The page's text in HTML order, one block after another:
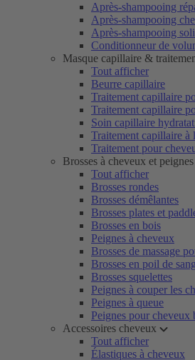
Après-shampooing
Après-shampooing
Après-shampooing
Conditionneur de
Masque capillaire &
Tout afficher
Beurre capillaire
Traitement capillaire
Traitement capillaire
Soin capillaire
Traitement capillaire à
Traitement pour
Brosses à cheveux et peignes
Tout afficher
Brosses rondes
Brosses démêlantes
Brosses plates et
Brosses en bois
Peignes à cheveux
Brosses de massage
Brosses en poil de
Brosses squelettes
Peignes à couper les
Peignes à queue
Peignes pour cheveux
Accessoires cheveux
Tout afficher
Élastiques à cheveux